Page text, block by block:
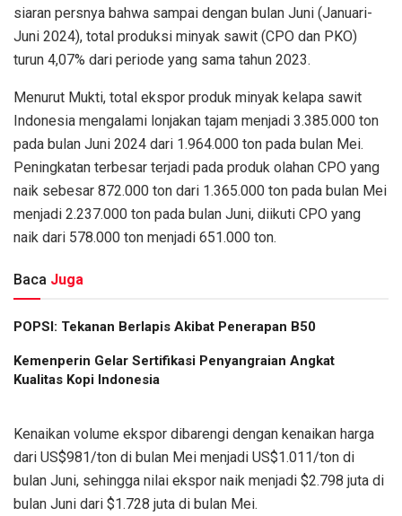
siaran persnya bahwa sampai dengan bulan Juni (Januari-
Juni 2024), total produksi minyak sawit (CPO dan PKO)
turun 4,07% dari periode yang sama tahun 2023.
Menurut Mukti, total ekspor produk minyak kelapa sawit
Indonesia mengalami lonjakan tajam menjadi 3.385.000 ton
pada bulan Juni 2024 dari 1.964.000 ton pada bulan Mei.
Peningkatan terbesar terjadi pada produk olahan CPO yang
naik sebesar 872.000 ton dari 1.365.000 ton pada bulan Mei
menjadi 2.237.000 ton pada bulan Juni, diikuti CPO yang
naik dari 578.000 ton menjadi 651.000 ton.
Baca Juga
POPSI: Tekanan Berlapis Akibat Penerapan B50
Kemenperin Gelar Sertifikasi Penyangraian Angkat
Kualitas Kopi Indonesia
Kenaikan volume ekspor dibarengi dengan kenaikan harga
dari US$981/ton di bulan Mei menjadi US$1.011/ton di
bulan Juni, sehingga nilai ekspor naik menjadi $2.798 juta di
bulan Juni dari $1.728 juta di bulan Mei.